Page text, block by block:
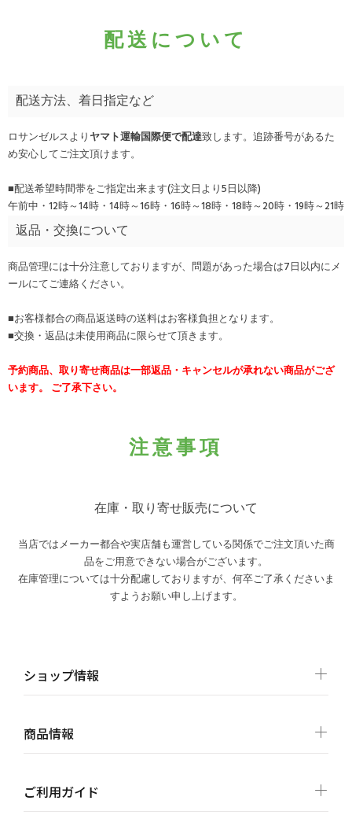
配送について
配送方法、着日指定など
ロサンゼルスよりヤマト運輸国際便で配達致します。追跡番号があるた
め安心してご注文頂けます。
■配送希望時間帯をご指定出来ます(注文日より5日以降)
午前中・12時～14時・14時～16時・16時～18時・18時～20時・19時～21時
返品・交換について
商品管理には十分注意しておりますが、問題があった場合は7日以内にメ
ールにてご連絡ください。
■お客様都合の商品返送時の送料はお客様負担となります。
■交換・返品は未使用商品に限らせて頂きます。
予約商品、取り寄せ商品は一部返品・キャンセルが承れない商品がござ
います。 ご了承下さい。
注意事項
在庫・取り寄せ販売について
当店ではメーカー都合や実店舗も運営している関係でご注文頂いた商
品をご用意できない場合がございます。
在庫管理については十分配慮しておりますが、何卒ご了承くださいま
すようお願い申し上げます。
ショップ情報
商品情報
ご利用ガイド